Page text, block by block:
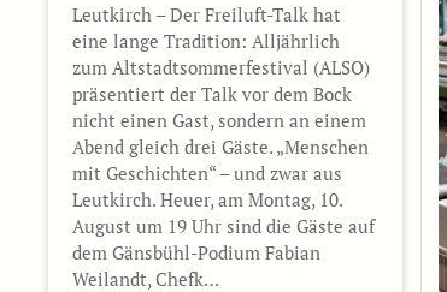
Leutkirch – Der Freiluft-Talk hat
eine lange Tradition: Alljährlich
zum Altstadtsommerfestival (ALSO)
präsentiert der Talk vor dem Bock
nicht einen Gast, sondern an einem
Abend gleich drei Gäste. „Menschen
mit Geschichten“ – und zwar aus
Leutkirch. Heuer, am Montag, 10.
August um 19 Uhr sind die Gäste auf
dem Gänsbühl-Podium Fabian
Weilandt, Chefk…